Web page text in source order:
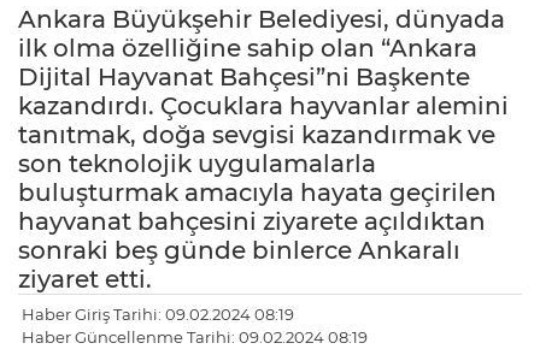
Ankara Büyükşehir Belediyesi, dünyada
ilk olma özelliğine sahip olan “Ankara
Dijital Hayvanat Bahçesi”ni Başkente
kazandırdı. Çocuklara hayvanlar alemini
tanıtmak, doğa sevgisi kazandırmak ve
son teknolojik uygulamalarla
buluşturmak amacıyla hayata geçirilen
hayvanat bahçesini ziyarete açıldıktan
sonraki beş günde binlerce Ankaralı
ziyaret etti.
Haber Giriş Tarihi: 09.02.2024 08:19
Haber Güncellenme Tarihi: 09.02.2024 08:19